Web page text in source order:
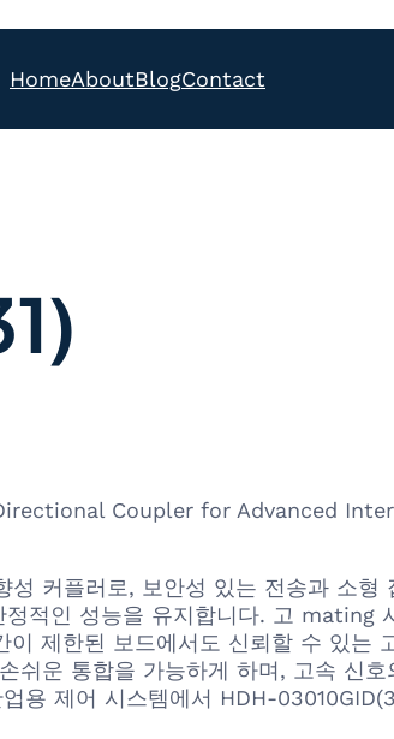
HomeAboutBlogContact
Coupler for Advanced
커플러로, 보안성 있는 전송과 소형
적인 성능을 유지합니다. 고 mating
제한된 보드에서도 신뢰할 수 있는
쉬운 통합을 가능하게 하며, 고속 신
용 제어 시스템에서 HDH-